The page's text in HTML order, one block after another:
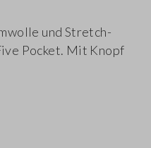
und Stretch-
Pocket. Mit Knopf